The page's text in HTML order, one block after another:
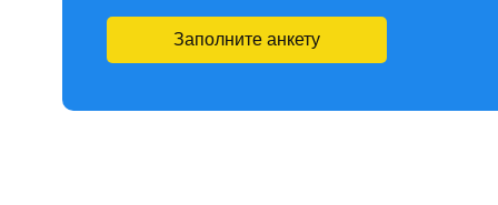
Заполните анкету